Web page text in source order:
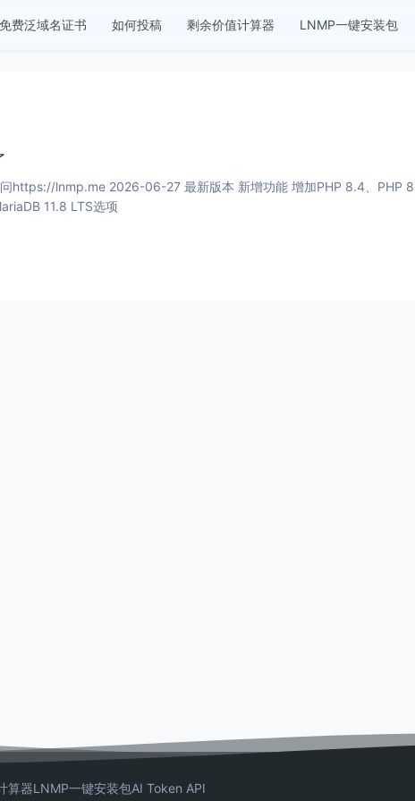
免费泛域名证书 如何投稿 剩余价值计算器 LNMP一键安装包
增功能 增加PHP 8.4、PHP 8.5安装、多PHP安装、升级和虚拟主机选择支持； 增
11.8 LTS选项
算器LNMP一键安装包AI Token API